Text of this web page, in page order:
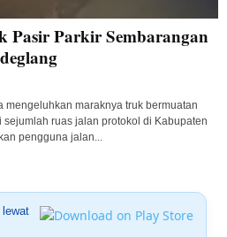
Pasir Parkir Sembarangan
mengeluhkan maraknya truk bermuatan
ruas jalan protokol di Kabupaten
pengguna jalan...